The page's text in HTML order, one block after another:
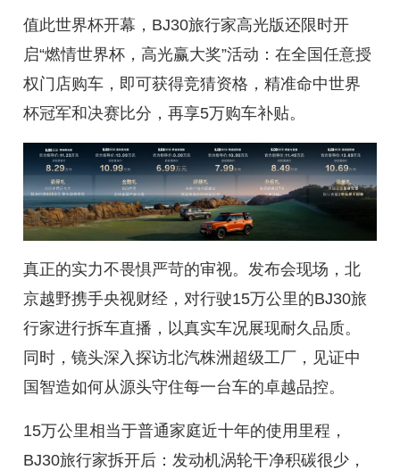
值此世界杯开幕，BJ30旅行家高光版还限时开
启“燃情世界杯，高光赢大奖”活动：在全国任意授
权门店购车，即可获得竞猜资格，精准命中世界
杯冠军和决赛比分，再享5万购车补贴。
真正的实力不畏惧严苛的审视。发布会现场，北
京越野携手央视财经，对行驶15万公里的BJ30旅
行家进行拆车直播，以真实车况展现耐久品质。
同时，镜头深入探访北汽株洲超级工厂，见证中
国智造如何从源头守住每一台车的卓越品控。
15万公里相当于普通家庭近十年的使用里程，
BJ30旅行家拆开后：发动机涡轮干净积碳很少，